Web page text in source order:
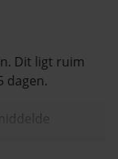
Dit ligt ruim
dagen.